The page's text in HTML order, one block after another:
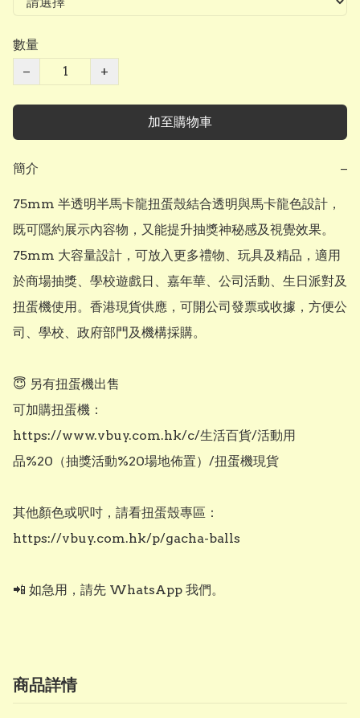
數量
−
+
加至購物車
簡介 −
75mm 半透明半馬卡龍扭蛋殼結合透明與馬卡龍色設計，
既可隱約展示內容物，又能提升抽獎神秘感及視覺效果。
75mm 大容量設計，可放入更多禮物、玩具及精品，適用
於商場抽獎、學校遊戲日、嘉年華、公司活動、生日派對及
扭蛋機使用。香港現貨供應，可開公司發票或收據，方便公
司、學校、政府部門及機構採購。
😇 另有扭蛋機出售
可加購扭蛋機：
https://www.vbuy.com.hk/c/生活百貨/活動用
品%20（抽獎活動%20場地佈置）/扭蛋機現貨
其他顏色或呎吋，請看扭蛋殼專區：
https://vbuy.com.hk/p/gacha-balls
📲 如急用，請先 WhatsApp 我們。
商品詳情